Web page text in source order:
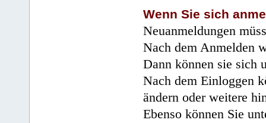
Wenn Sie sich
Neuanmeldungen
Nach dem Anmelden
Dann können sie sich
Nach dem Einloggen
ändern oder weitere
Ebenso können Sie